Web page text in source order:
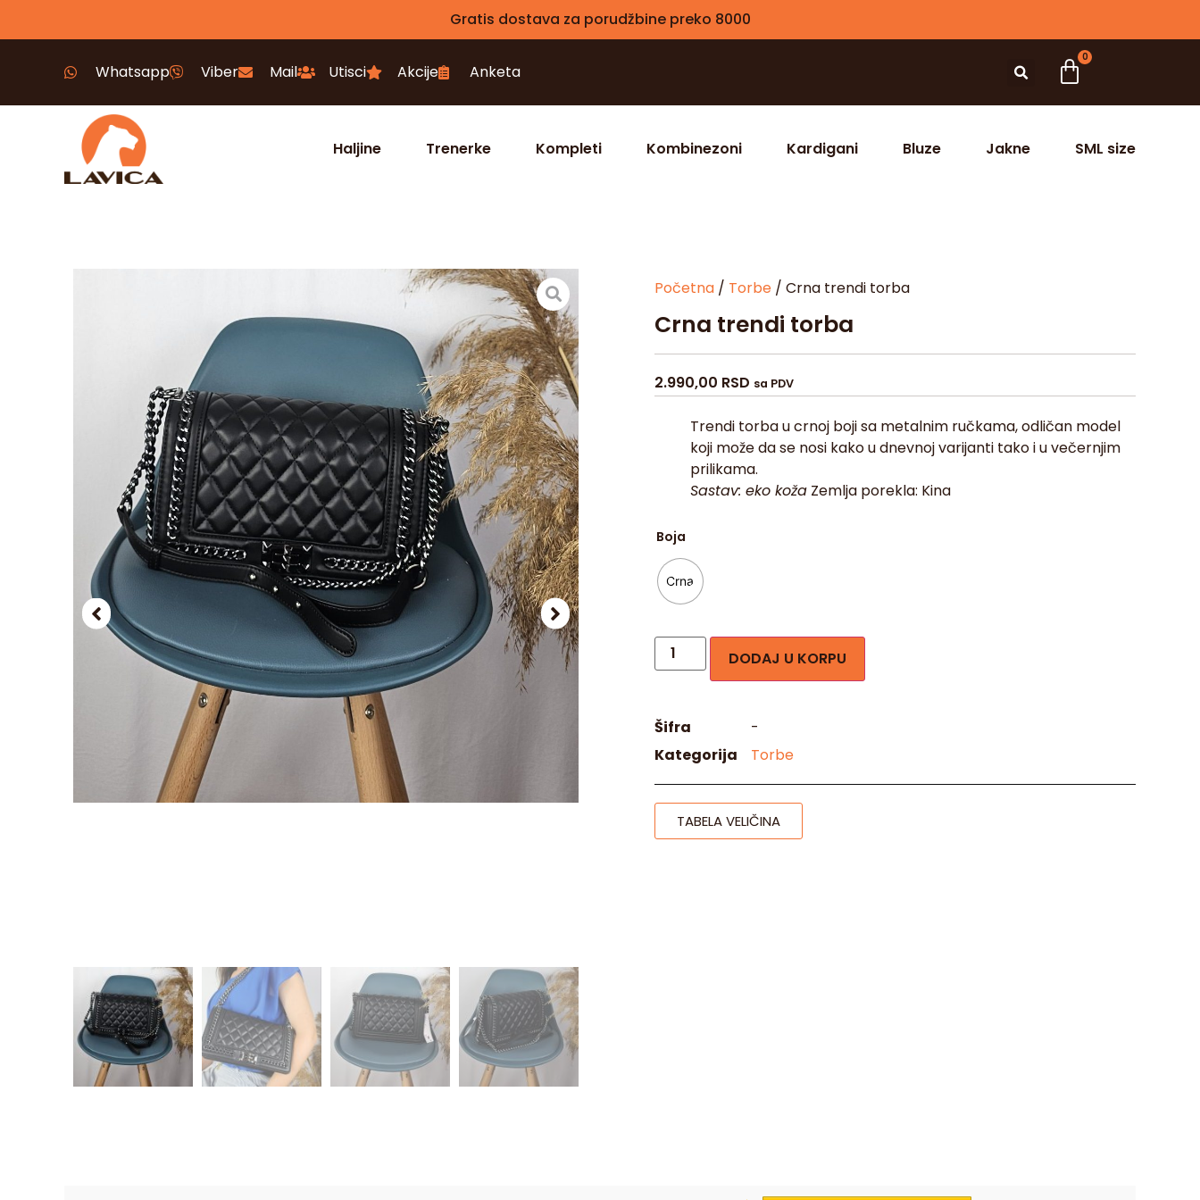
Gratis dostava za porudžbine preko 8000
Whatsapp Viber Mail Utisci Akcije Anketa
0
Haljine Trenerke Kompleti Kombinezoni Kardigani Bluze Jakne SML size
Početna/ Torbe/ Crna trendi torba
Crna trendi torba
2.990,00 RSD sa PDV
Trendi torba u crnoj boji sa metalnim ručkama, odličan model
koji može da se nosi kako u dnevnoj varijanti tako i u večernjim
prilikama.
Sastav: eko kožaZemlja porekla: Kina
Boja
Crna
DODAJ U KORPU
Šifra
-
Kategorija
Torbe
TABELA VELIČINA